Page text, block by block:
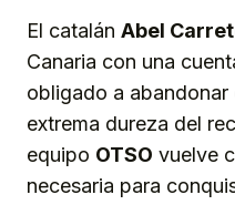
El catalán Abel
Canaria con una
obligado a
extrema dureza del
equipo OTSO vuelve
necesaria para